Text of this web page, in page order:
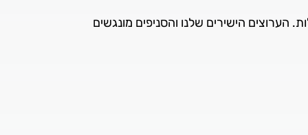
הערוצים הישירים שלנו והסניפים מונגשים